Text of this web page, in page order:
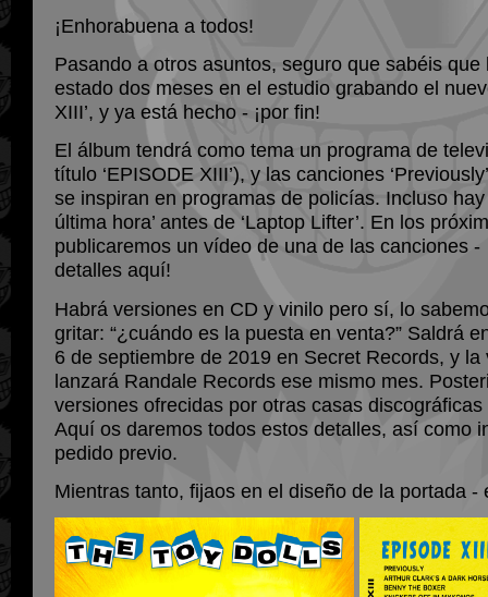
¡Enhorabuena a todos!
Pasando a otros asuntos, seguro que sabéis
estado dos meses en el estudio grabando el
XIII’, y ya está hecho - ¡por fin!
El álbum tendrá como tema un programa de
título ‘EPISODE XIII’), y las canciones
se inspiran en programas de policías. Incluso hay
última hora’ antes de ‘Laptop Lifter’. En los
publicaremos un vídeo de una de las canciones -
detalles aquí!
Habrá versiones en CD y vinilo pero sí, lo
gritar: “¿cuándo es la puesta en venta?” Saldrá
6 de septiembre de 2019 en Secret Records, y
lanzará Randale Records ese mismo mes.
versiones ofrecidas por otras casas
Aquí os daremos todos estos detalles, así como
pedido previo.
Mientras tanto, fijaos en el diseño de la portada -